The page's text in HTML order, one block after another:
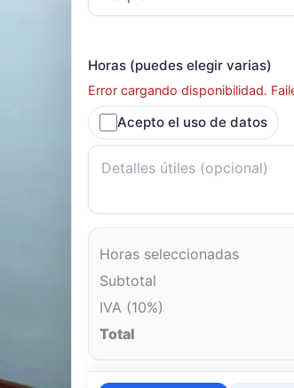
Horas (puedes elegir varias)
Error cargando disponibilidad.
Acepto el uso de datos
Horas seleccionadas
Subtotal
IVA (10%)
Total